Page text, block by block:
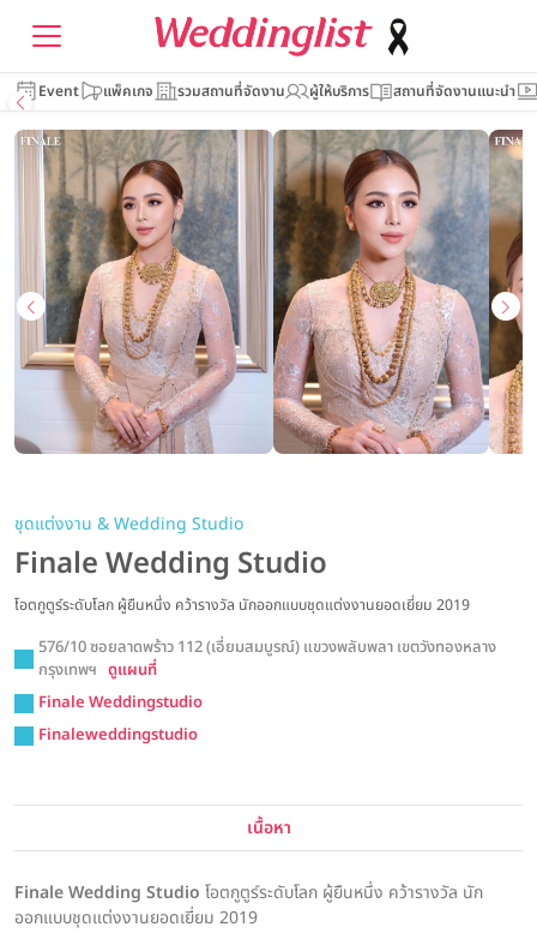
Event แพ็คเกจ รวมสถานที่จัดงาน ผู้ให้บริการ สถานที่จัดงานแนะนำ
ชุดแต่งงาน & Wedding Studio
Finale Wedding Studio
โอตกูตูร์ระดับโลก ผู้ยืนหนึ่ง คว้ารางวัล นักออกแบบชุดแต่งงานยอดเยี่ยม 2019
576/10 ซอยลาดพร้าว 112 (เอี่ยมสมบูรณ์) แขวงพลับพลา เขตวังทองหลาง
กรุงเทพฯ ดูแผนที่
Finale Weddingstudio
Finaleweddingstudio
เนื้อหา
Finale Wedding Studio โอตกูตูร์ระดับโลก ผู้ยืนหนึ่ง คว้ารางวัล นัก
ออกแบบชุดแต่งงานยอดเยี่ยม 2019